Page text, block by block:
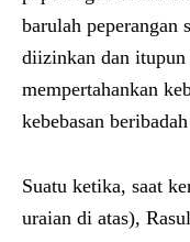
barulah
diizinkan dan itupun
mempertahankan
kebebasan
Suatu ketika, saat
uraian di atas),